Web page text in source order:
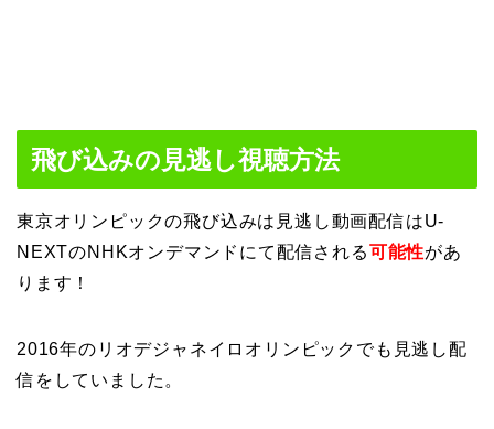
飛び込みの見逃し視聴方法
東京オリンピックの飛び込みは見逃し動画配信はU-
NEXTのNHKオンデマンドにて配信される可能性があ
ります！
2016年のリオデジャネイロオリンピックでも見逃し配
信をしていました。